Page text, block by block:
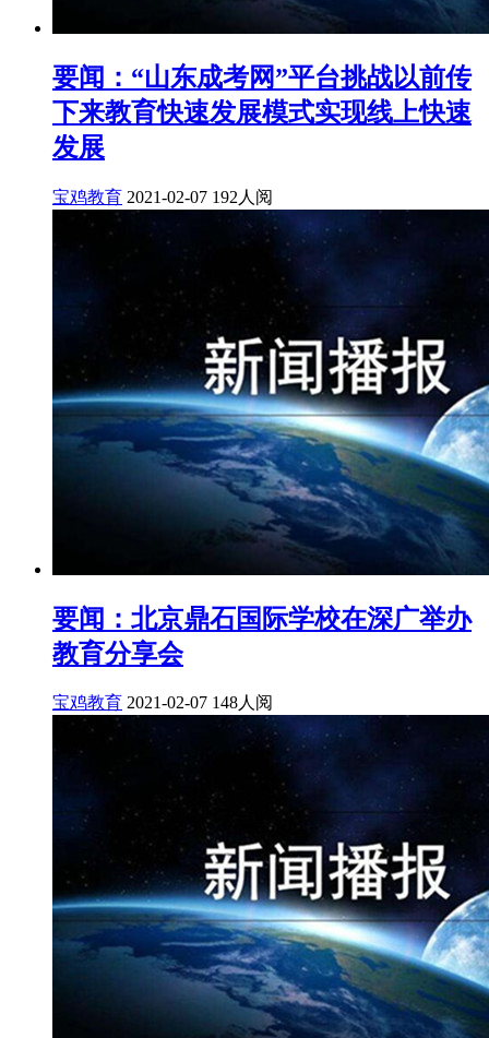
要闻：“山东成考网”平台挑战以前传
下来教育快速发展模式实现线上快速
发展
宝鸡教育 2021-02-07 192人阅
要闻：北京鼎石国际学校在深广举办
教育分享会
宝鸡教育 2021-02-07 148人阅